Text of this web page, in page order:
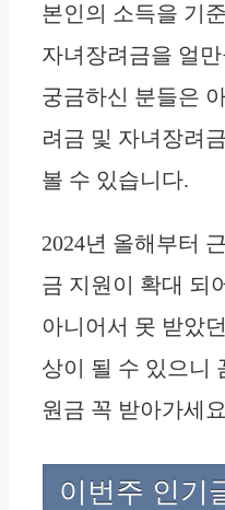
본인의 소득을 기
자녀장려금을 얼
궁금하신 분들은
려금 및 자녀장려
볼 수 있습니다.
2024년 올해부터
금 지원이 확대 되
아니어서 못 받았
상이 될 수 있으니
원금 꼭 받아가세
이번주 인기